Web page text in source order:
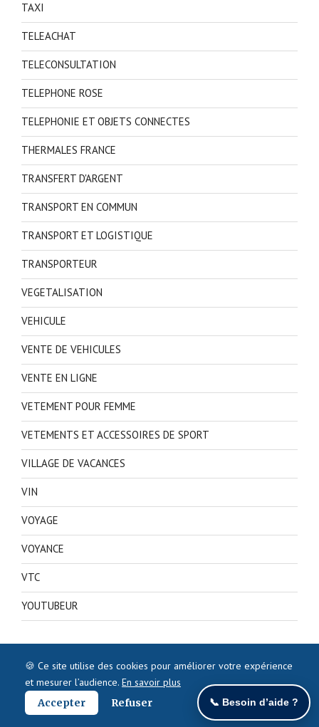
TAXI
TELEACHAT
TELECONSULTATION
TELEPHONE ROSE
TELEPHONIE ET OBJETS CONNECTES
THERMALES FRANCE
TRANSFERT D'ARGENT
TRANSPORT EN COMMUN
TRANSPORT ET LOGISTIQUE
TRANSPORTEUR
VEGETALISATION
VEHICULE
VENTE DE VEHICULES
VENTE EN LIGNE
VETEMENT POUR FEMME
VETEMENTS ET ACCESSOIRES DE SPORT
VILLAGE DE VACANCES
VIN
VOYAGE
VOYANCE
VTC
YOUTUBEUR
🍪 Ce site utilise des cookies pour améliorer votre expérience
et mesurer l’audience. En savoir plus
Accepter
Refuser 📞 Besoin d’aide ?